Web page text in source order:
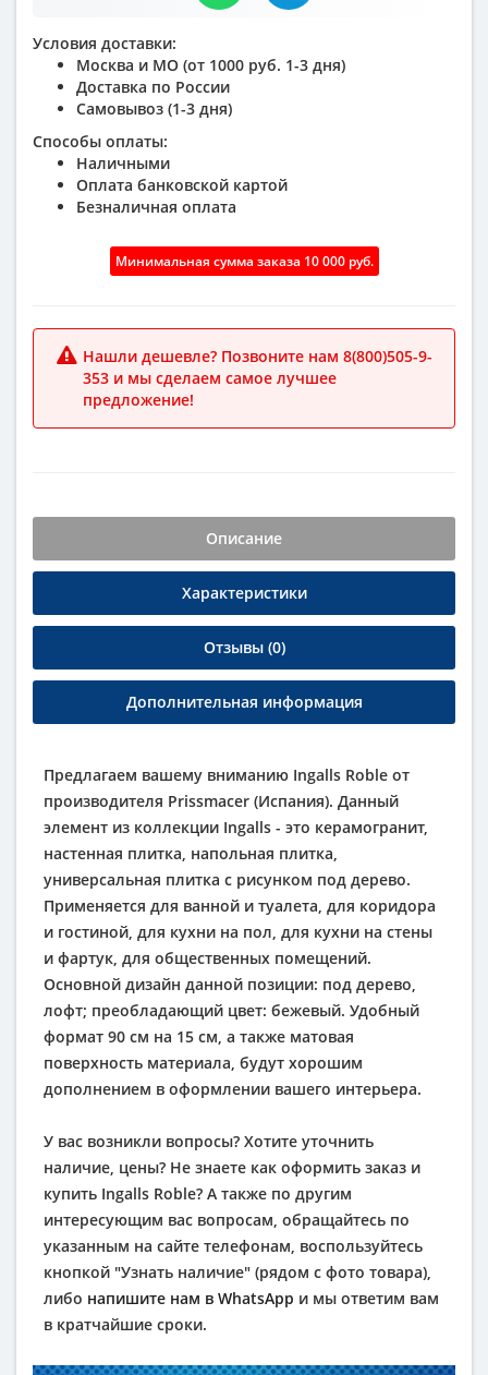
Условия доставки:
Москва и МО (от 1000 руб. 1-3 дня)
Доставка по России
Самовывоз (1-3 дня)
Способы оплаты:
Наличными
Оплата банковской картой
Безналичная оплата
Минимальная сумма заказа 10 000 руб.
Нашли дешевле? Позвоните нам 8(800)505-9-
353 и мы сделаем самое лучшее
предложение!
Описание
Характеристики
Отзывы (0)
Дополнительная информация
Предлагаем вашему вниманию Ingalls Roble от
производителя Prissmacer (Испания). Данный
элемент из коллекции Ingalls - это керамогранит,
настенная плитка, напольная плитка,
универсальная плитка с рисунком под дерево.
Применяется для ванной и туалета, для коридора
и гостиной, для кухни на пол, для кухни на стены
и фартук, для общественных помещений.
Основной дизайн данной позиции: под дерево,
лофт; преобладающий цвет: бежевый. Удобный
формат 90 см на 15 см, а также матовая
поверхность материала, будут хорошим
дополнением в оформлении вашего интерьера.
У вас возникли вопросы? Хотите уточнить
наличие, цены? Не знаете как оформить заказ и
купить Ingalls Roble? А также по другим
интересующим вас вопросам, обращайтесь по
указанным на сайте телефонам, воспользуйтесь
кнопкой "Узнать наличие" (рядом с фото товара),
либо напишите нам в WhatsApp и мы ответим вам
в кратчайшие сроки.